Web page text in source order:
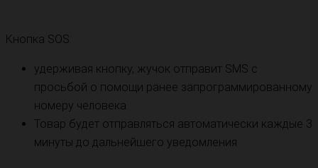
Кнопка SOS:
удерживая кнопку, жучок отправит SMS с
просьбой о помощи ранее запрограммированному
номеру человека
Товар будет отправляться автоматически каждые 3
минуты до дальнейшего уведомления